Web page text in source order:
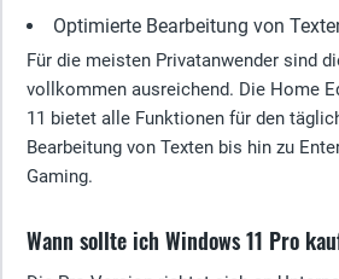
Optimierte Bearbeitung von
Für die meisten Privatanwender sind
vollkommen ausreichend. Die Home
11 bietet alle Funktionen für den
Bearbeitung von Texten bis hin zu
Gaming.
Wann sollte ich Windows 11 Pro